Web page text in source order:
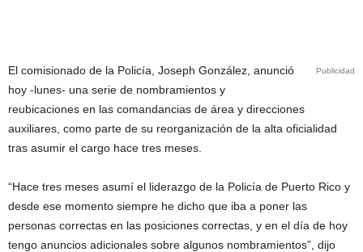
Publicidad
El comisionado de la Policía, Joseph González, anunció
hoy -lunes- una serie de nombramientos y
reubicaciones en las comandancias de área y direcciones
auxiliares, como parte de su reorganización de la alta oficialidad
tras asumir el cargo hace tres meses.
“Hace tres meses asumí el liderazgo de la Policía de Puerto Rico y
desde ese momento siempre he dicho que iba a poner las
personas correctas en las posiciones correctas, y en el día de hoy
tengo anuncios adicionales sobre algunos nombramientos”, dijo